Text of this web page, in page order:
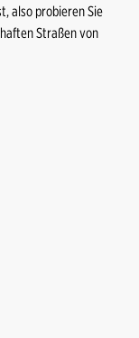
also probieren Sie
Straßen von